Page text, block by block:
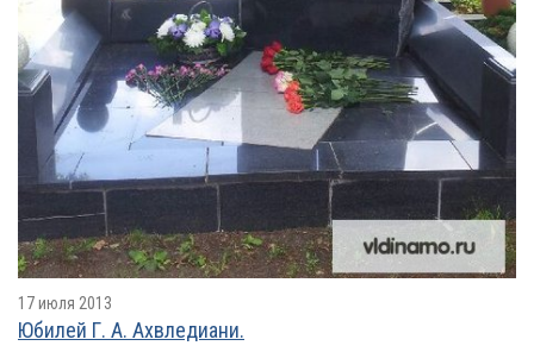
17 июля 2013
Юбилей Г. А. Ахвледиани.